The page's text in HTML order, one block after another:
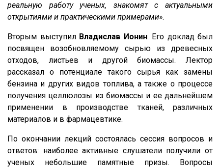
реальную работу ученых, знакомят с актуальными
открытиями и практическими примерами».
Вторым выступил Владислав Ионин. Его доклад был
посвящен возобновляемому сырью из древесных
отходов, листьев и другой биомассы. Лектор
рассказал о потенциале такого сырья как замены
бензина и других видов топлива, а также о процессе
получения целлюлозы из биомассы и ее дальнейшем
применении в производстве тканей, различных
материалов и в фармацевтике.
По окончании лекций состоялась сессия вопросов и
ответов: наиболее активные слушатели получили от
ученых небольшие памятные призы. Вопросы